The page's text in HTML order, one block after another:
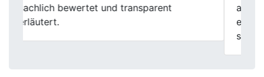
angeschaut, der Zustand realistisch
eingeschätzt und am Ende war alles